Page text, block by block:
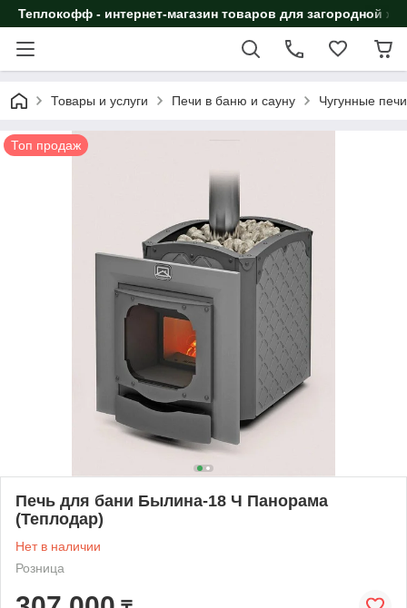
Теплокофф - интернет-магазин товаров для загородной
Товары и услуги Печи в баню и сауну Чугунные
Топ продаж
Печь для бани Былина-18 Ч Панорама
(Теплодар)
Нет в наличии
Розница